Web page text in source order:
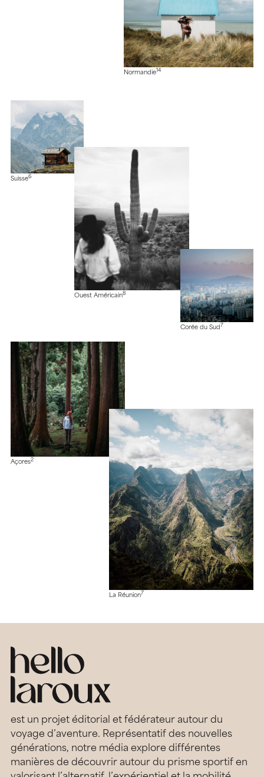
Normandie14
Suisse6
Ouest Américain8
Corée du Sud 7
Açores2
La Réunion7
est un projet éditorial et fédérateur autour du
voyage d’aventure. Représentatif des nouvelles
générations, notre média explore différentes
manières de découvrir autour du prisme sportif en